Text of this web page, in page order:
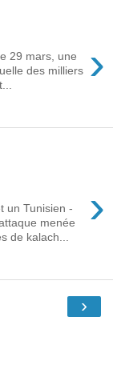
›
29 mars, une
des milliers
›
un Tunisien -
menée
de kalach...
›